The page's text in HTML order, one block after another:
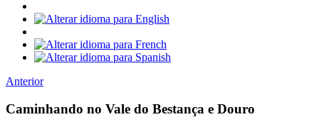
Anterior
Caminhando no Vale do Bestança e Douro